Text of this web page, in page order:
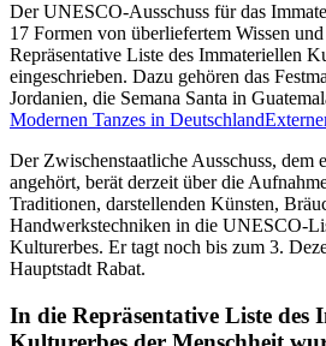
Der UNESCO-Ausschuss für das
17 Formen von überliefertem Wissen
Repräsentative Liste des Immateriellen
eingeschrieben. Dazu gehören das
Jordanien, die Semana Santa in
Modernen Tanzes in Deutschland
Der Zwischenstaatliche Ausschuss, dem
angehört, berät derzeit über die
Traditionen, darstellenden Künsten,
Handwerkstechniken in die UNESCO-
Kulturerbes. Er tagt noch bis zum 3.
Hauptstadt Rabat.
In die Repräsentative Liste des